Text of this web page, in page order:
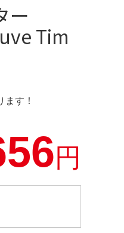
ー
Tim
す！
円